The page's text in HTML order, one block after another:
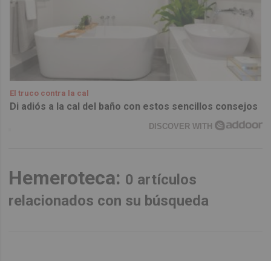
El truco contra la cal
Di adiós a la cal del baño con estos sencillos consejos
DISCOVER WITH
Hemeroteca: 0 artículos
relacionados con su búsqueda